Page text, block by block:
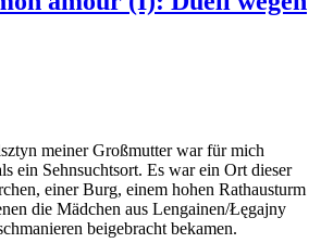
meiner Großmutter war für mich
ein Sehnsuchtsort. Es war ein Ort dieser
einer Burg, einem hohen Rathausturm
die Mädchen aus Lengainen/Łęgajny
beigebracht bekamen.